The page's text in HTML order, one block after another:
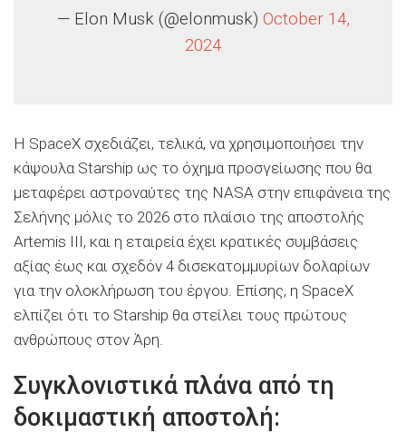
— Elon Musk (@elonmusk) October 14,
2024
Η SpaceX σχεδιάζει, τελικά, να χρησιμοποιήσει την
κάψουλα Starship ως το όχημα προσγείωσης που θα
μεταφέρει αστροναύτες της NASA στην επιφάνεια της
Σελήνης μόλις το 2026 στο πλαίσιο της αποστολής
Artemis III, και η εταιρεία έχει κρατικές συμβάσεις
αξίας έως και σχεδόν 4 δισεκατομμυρίων δολαρίων
για την ολοκλήρωση του έργου. Επίσης, η SpaceX
ελπίζει ότι το Starship θα στείλει τους πρώτους
ανθρώπους στον Άρη.
Συγκλονιστικά πλάνα από τη
δοκιμαστική αποστολή: